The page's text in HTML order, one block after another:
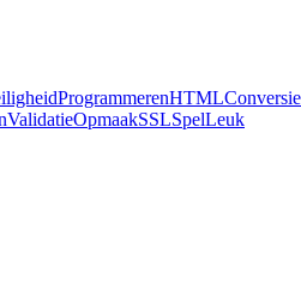
ProgrammerenHTMLConversie
ValidatieOpmaakSSLSpelLeuk